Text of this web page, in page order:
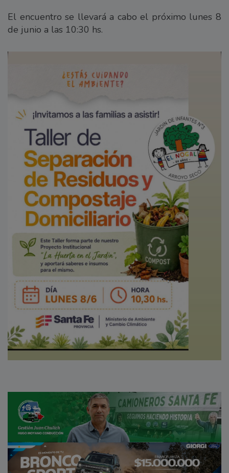
El encuentro se llevará a cabo el próximo lunes 8
de junio a las 10:30 hs.